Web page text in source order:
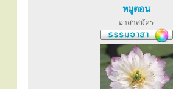
หมูตอน
อาสาสมัคร